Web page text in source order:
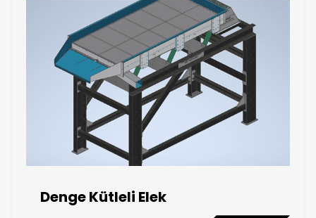
Denge Kütleli Elek